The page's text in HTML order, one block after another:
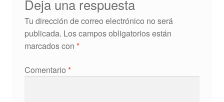
Deja una respuesta
Tu dirección de correo electrónico no será
publicada. Los campos obligatorios están
marcados con *
Comentario *